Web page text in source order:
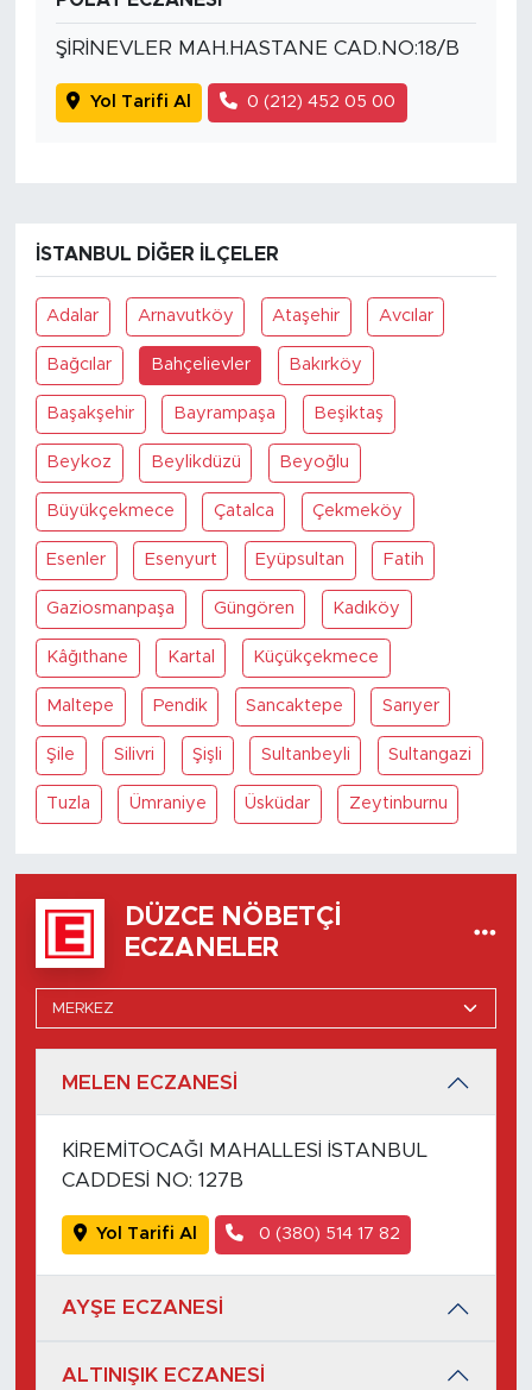
ŞİRİNEVLER MAH.HASTANE CAD.NO:18/B
Yol Tarifi Al 0 (212) 452 05 00
İSTANBUL DIĞER İLÇELER
Adalar Arnavutköy Ataşehir Avcılar
Bağcılar Bahçelievler Bakırköy
Başakşehir Bayrampaşa Beşiktaş
Beykoz Beylikdüzü Beyoğlu
Büyükçekmece Çatalca Çekmeköy
Esenler Esenyurt Eyüpsultan Fatih
Gaziosmanpaşa Güngören Kadıköy
Kâğıthane Kartal Küçükçekmece
Maltepe Pendik Sancaktepe Sarıyer
Şile Silivri Şişli Sultanbeyli Sultangazi
Tuzla Ümraniye Üsküdar Zeytinburnu
DÜZCE NÖBETÇI
ECZANELER
MELEN ECZANESİ
KİREMİTOCAĞI MAHALLESİ İSTANBUL
CADDESİ NO: 127B
Yol Tarifi Al 0 (380) 514 17 82
AYŞE ECZANESİ
ALTINIŞIK ECZANESİ